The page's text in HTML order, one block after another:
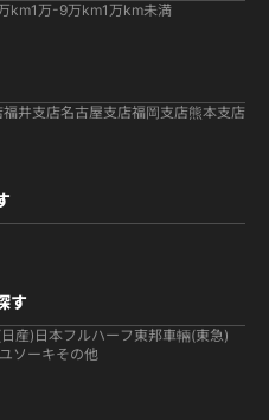
km1万-9万km1万km未満
福井支店名古屋支店福岡支店熊本支店
す
産) 日本フルハーフ 東邦車輛(東急)
ユソーキその他